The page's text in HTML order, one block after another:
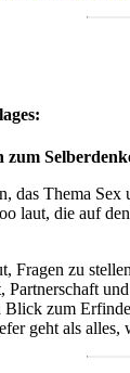
zum
das Thema
laut, die auf
Fragen zu
Blick zum
geht als alles,